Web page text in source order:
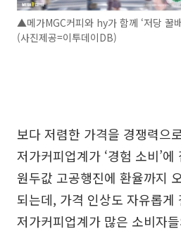
▲메가MGC커피와 hy가 함께 ‘저당 꿀
(사진제공=이투데이DB)
보다 저렴한 가격을 경쟁력으
저가커피업계가 ‘경험 소비’
원두값 고공행진에 환율까지
되는데, 가격 인상도 자유롭게
저가커피업계가 많은 소비자